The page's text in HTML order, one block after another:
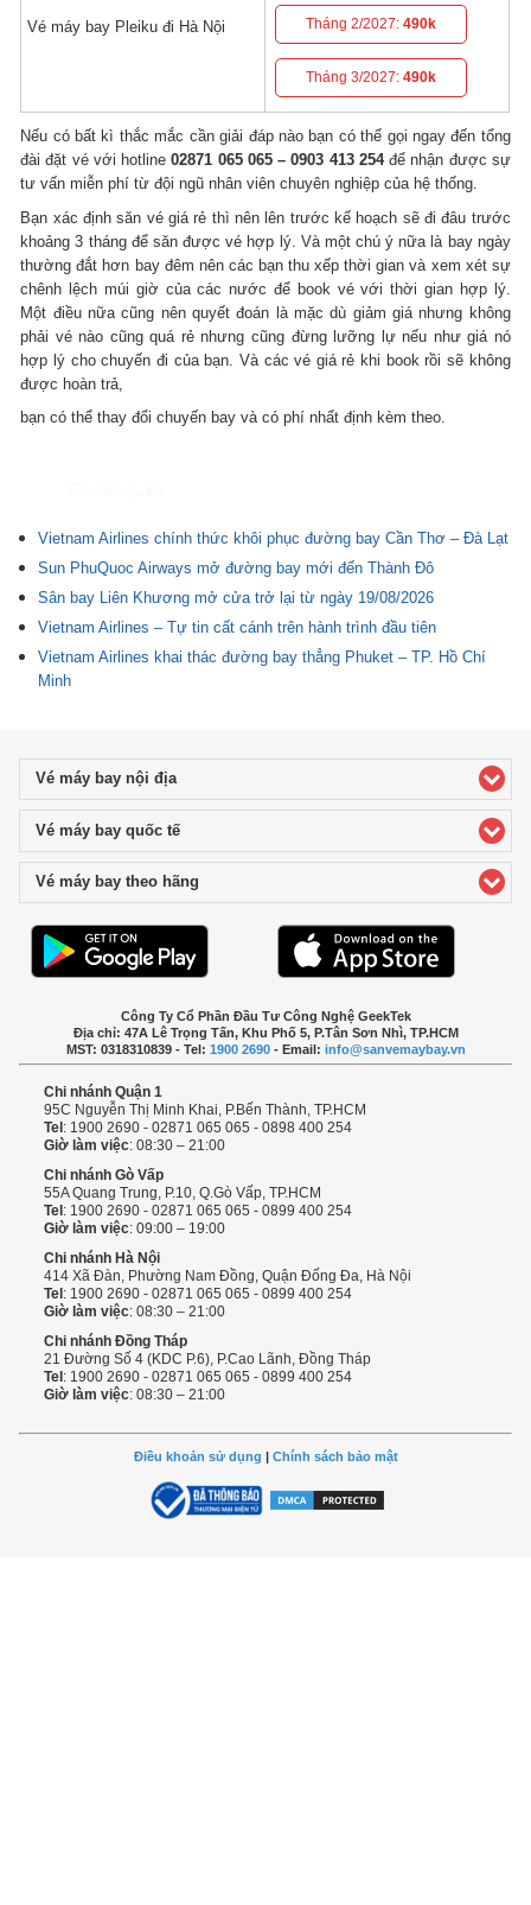
Vé máy bay Pleiku đi Hà Nội Tháng 2/2027:490k
Tháng 3/2027:490k
Nếu có bất kì thắc mắc cần giải đáp nào bạn có thể gọi ngay đến tổng
đài đặt vé với hotline02871 065 065 – 0903 413 254để nhận được sự
tư vấn miễn phí từ đội ngũ nhân viên chuyên nghiệp của hệ thống.
Bạn xác định săn vé giá rẻ thì nên lên trước kế hoạch sẽ đi đâu trước
khoảng 3 tháng để săn được vé hợp lý. Và một chú ý nữa là bay ngày
thường đắt hơn bay đêm nên các bạn thu xếp thời gian và xem xét sự
chênh lệch múi giờ của các nước để book vé với thời gian hợp lý.
Một điều nữa cũng nên quyết đoán là mặc dù giảm giá nhưng không
phải vé nào cũng quá rẻ nhưng cũng đừng lưỡng lự nếu như giá nó
hợp lý cho chuyến đi của bạn. Và các vé giá rẻ khi book rồi sẽ không
được hoàn trả,
bạn có thể thay đổi chuyến bay và có phí nhất định kèm theo.
Vietnam Airlines chính thức khôi phục đường bay Cần Thơ – Đà Lạt
Sun PhuQuoc Airways mở đường bay mới đến Thành Đô
Sân bay Liên Khương mở cửa trở lại từ ngày 19/08/2026
Vietnam Airlines – Tự tin cất cánh trên hành trình đầu tiên
Vietnam Airlines khai thác đường bay thẳng Phuket – TP. Hồ Chí
Minh
Vé máy bay nội địaclick to expand contents
Vé máy bay quốc tếclick to expand contents
Vé máy bay theo hãng
Công Ty Cổ Phần Đầu Tư Công Nghệ GeekTek
Địa chỉ: 47A Lê Trọng Tấn, Khu Phố 5, P.Tân Sơn Nhì, TP.HCM
MST: 0318310839 - Tel: 1900 2690- Email: info@sanvemaybay.vn
Chi nhánh Quận 1
95C Nguyễn Thị Minh Khai, P.Bến Thành, TP.HCM
Tel: 1900 2690 - 02871 065 065 - 0898 400 254
Giờ làm việc: 08:30 – 21:00
Chi nhánh Gò Vấp
55A Quang Trung, P.10, Q.Gò Vấp, TP.HCM
Tel: 1900 2690 - 02871 065 065 - 0899 400 254
Giờ làm việc: 09:00 – 19:00
Chi nhánh Hà Nội
414 Xã Đàn, Phường Nam Đồng, Quận Đống Đa, Hà Nội
Tel: 1900 2690 - 02871 065 065 - 0899 400 254
Giờ làm việc: 08:30 – 21:00
Chi nhánh Đồng Tháp
21 Đường Số 4 (KDC P.6), P.Cao Lãnh, Đồng Tháp
Tel: 1900 2690 - 02871 065 065 - 0899 400 254
Giờ làm việc: 08:30 – 21:00
Điều khoản sử dụng | Chính sách bảo mật